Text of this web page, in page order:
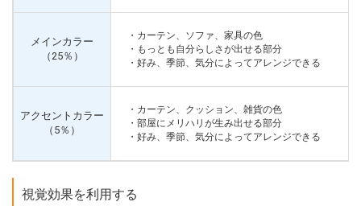
メインカラー
（25％）
・カーテン、ソファ、家具の色
・ もっとも自分らしさが出せる部分
・好み、季節、気分によってアレンジできる
アクセントカラー
（5％）
・カーテン、クッション、雑貨の色
・ 部屋にメリハリが生み出せる部分
・好み、季節、気分によってアレンジできる
視覚効果を利用する